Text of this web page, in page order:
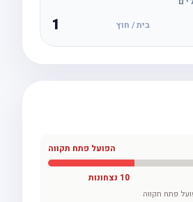
בית / חוץ 1
הפועל פתח תקווה
10 נצחונות
פתח תקווה